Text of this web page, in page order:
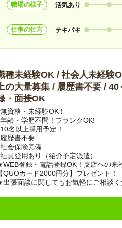
職場の様子 活気あり
仕事の仕方 テキパキ
種未経験OK / 社会人未経験
上の大量募集 / 履歴書不要 /
・面接OK
資格・未経験OK！
齢・学歴不問！ブランクOK!
名以上採用予定！
歴書不要
会保険完備
員登用あり（紹介予定派遣）
登録・電話登録OK！支店への来
【QUOカード2000円分】プレゼント！
張面談に関してもお気軽にご相談く